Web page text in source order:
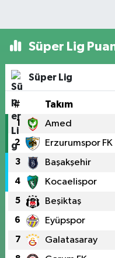
Süper Lig
Süper Lig
# Takım
1 Amed
2 Erzurumspor FK
3 Başakşehir
4 Kocaelispor
5 Beşiktaş
6 Eyüpspor
7 Galatasaray